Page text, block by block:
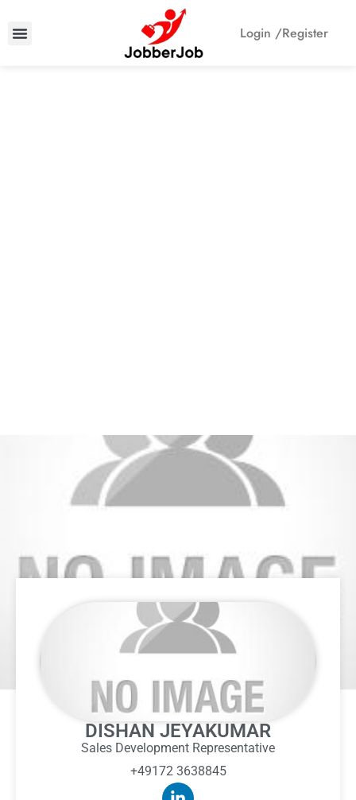
Login /Register
DISHAN JEYAKUMAR
Sales Development Representative
+49172 3638845